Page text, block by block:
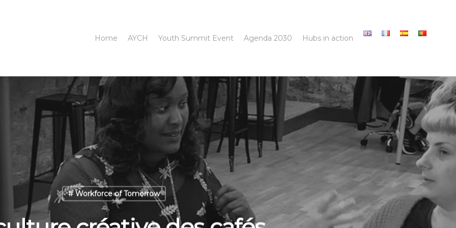
Home AYCH Youth Summit Event Agenda 2030 Hubs in action
# Workforce of Tomorrow